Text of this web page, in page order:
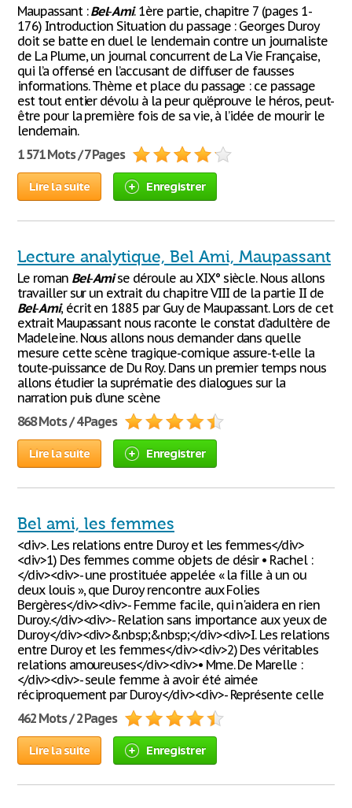
Maupassant :Bel-Ami. 1ère partie, chapitre 7 (pages 1-
176) Introduction Situation du passage : Georges Duroy
doit se batte en duel le lendemain contre un journaliste
de La Plume, un journal concurrent de La Vie Française,
qui l’a offensé en l’accusant de diffuser de fausses
informations. Thème et place du passage : ce passage
est tout entier dévolu à la peur qu’éprouve le héros, peut-
être pour la première fois de sa vie, à l’idée de mourir le
lendemain.
1 571 Mots / 7 Pages
Lire la suite Enregistrer
Lecture analytique, Bel Ami, Maupassant
Le roman Bel-Amise déroule au XIX° siècle. Nous allons
travailler sur un extrait du chapitre VIII de la partie II de
Bel-Ami, écrit en 1885 par Guy de Maupassant. Lors de cet
extrait Maupassant nous raconte le constat d’adultère de
Madeleine. Nous allons nous demander dans quelle
mesure cette scène tragique-comique assure-t-elle la
toute-puissance de Du Roy. Dans un premier temps nous
allons étudier la suprématie des dialogues sur la
narration puis d’une scène
868 Mots / 4 Pages
Lire la suite Enregistrer
Bel ami, les femmes
<div>. Les relations entre Duroy et les femmes</div>
<div>1) Des femmes comme objets de désir • Rachel :
</div><div>- une prostituée appelée « la fille à un ou
deux louis », que Duroy rencontre aux Folies
Bergères</div><div>- Femme facile, qui n'aidera en rien
Duroy.</div><div>- Relation sans importance aux yeux de
Duroy</div><div>&nbsp;&nbsp;</div><div>I. Les relations
entre Duroy et les femmes</div><div>2) Des véritables
relations amoureuses</div><div>• Mme. De Marelle :
</div><div>- seule femme à avoir été aimée
réciproquement par Duroy</div><div>- Représente celle
462 Mots / 2 Pages
Lire la suite Enregistrer